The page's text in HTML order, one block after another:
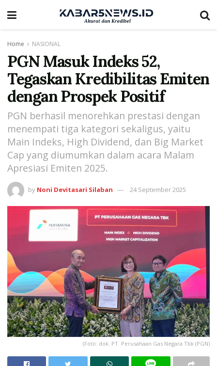
Home NASIONAL
PGN Masuk Indeks 52,
Tegaskan Kredibilitas Emiten
dengan Prospek Positif
PGN berhasil menorehkan prestasi dengan
menempati tiga kategori sekaligus, yaitu
Main Indeks, High Dividend, dan Big Market
Cap yang diumumkan dalam acara Malam
Apresiasi Emiten 2025.
by Noni Devitasari Silaban 24 September 2025
(Foto: dok. PT. Perusahaan Gas Negara Tbk (PGN)